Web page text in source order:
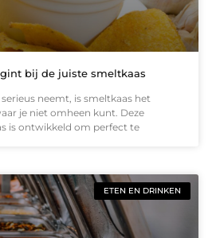
bij de juiste smeltkaas
neemt, is smeltkaas het
je niet omheen kunt. Deze
is ontwikkeld om perfect te
ETEN EN DRINKEN